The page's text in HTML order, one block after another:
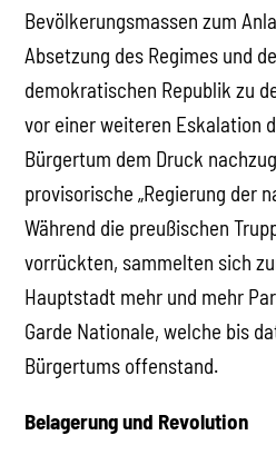
Bevölkerungsmassen zum
Absetzung des Regimes und
demokratischen Republik zu
vor einer weiteren Eskalation
Bürgertum dem Druck
provisorische „Regierung der
Während die preußischen
vorrückten, sammelten sich
Hauptstadt mehr und mehr
Garde Nationale, welche bis
Bürgertums offenstand.
Belagerung und Revolution